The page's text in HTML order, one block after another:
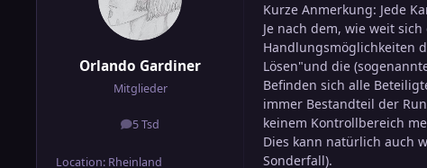
Orlando Gardiner
Mitglieder
5 TsdBeiträge
Location: Rheinland
Kurze Anmerkung: Jede
Je nach dem, wie weit
Handlungsmöglichkeiten
Lösen"und die
Befinden sich alle
immer Bestandteil der
keinem Kontrollbereich
Dies kann natürlich auch
Sonderfall).